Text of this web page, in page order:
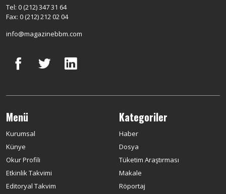
Tel: 0 (212) 347 31 64
Fax: 0 (212) 212 02 04
info@magazinebbm.com
Menü
Kurumsal
Künye
Okur Profili
Etkinlik Takvimi
Editoryal Takvim
Kategoriler
Haber
Dosya
Tüketim Araştırması
Makale
Röportaj